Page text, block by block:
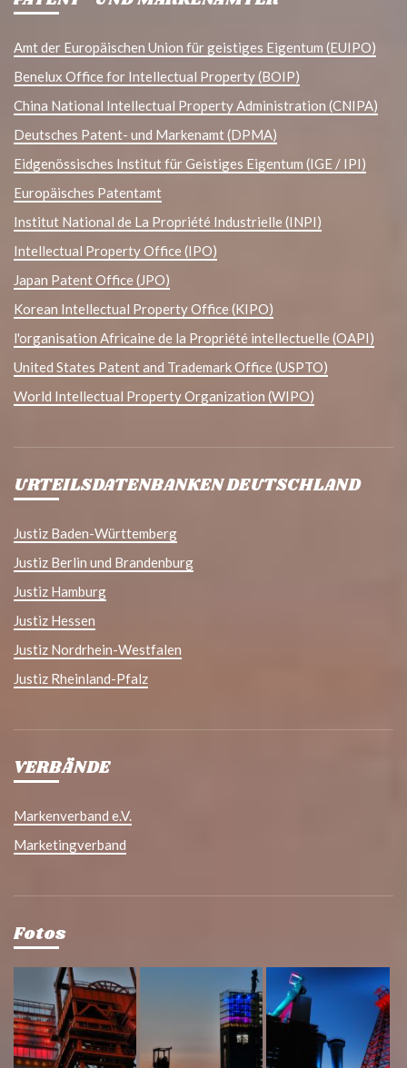
Amt der Europäischen Union für geistiges Eigentum (EUIPO)
Benelux Office for Intellectual Property (BOIP)
China National Intellectual Property Administration (CNIPA)
Deutsches Patent- und Markenamt (DPMA)
Eidgenössisches Institut für Geistiges Eigentum (IGE / IPI)
Europäisches Patentamt
Institut National de La Propriété Industrielle (INPI)
Intellectual Property Office (IPO)
Japan Patent Office (JPO)
Korean Intellectual Property Office (KIPO)
l'organisation Africaine de la Propriété intellectuelle (OAPI)
United States Patent and Trademark Office (USPTO)
World Intellectual Property Organization (WIPO)
URTEILSDATENBANKEN DEUTSCHLAND
Justiz Baden-Württemberg
Justiz Berlin und Brandenburg
Justiz Hamburg
Justiz Hessen
Justiz Nordrhein-Westfalen
Justiz Rheinland-Pfalz
VERBÄNDE
Markenverband e.V.
Marketingverband
Fotos